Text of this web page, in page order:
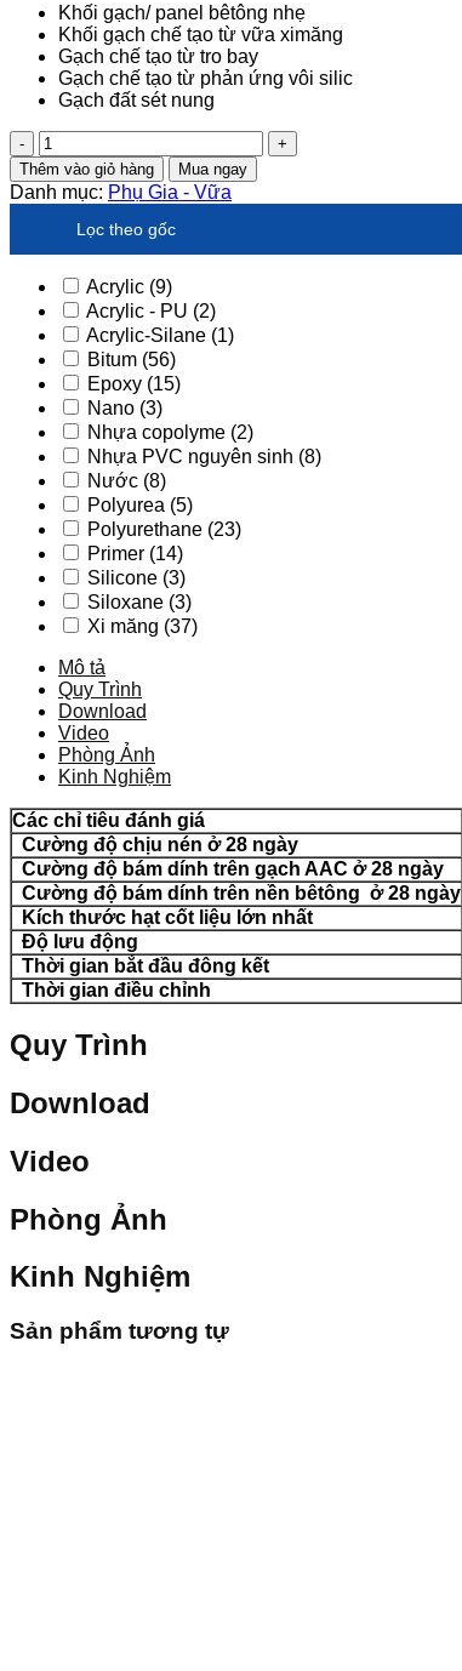
Khối gạch/ panel bêtông nhẹ
Khối gạch chế tạo từ vữa ximăng
Gạch chế tạo từ tro bay
Gạch chế tạo từ phản ứng vôi silic
Gạch đất sét nung
VỮA
XÂY
GẠCH/
PANEL
BÊTÔNG
J
số
lượng
Thêm vào giỏ hàng Mua ngay
Danh mục: Phụ Gia - Vữa
Lọc theo gốc
Acrylic (9)
Acrylic - PU (2)
Acrylic-Silane (1)
Bitum (56)
Epoxy (15)
Nano (3)
Nhựa copolyme (2)
Nhựa PVC nguyên sinh (8)
Nước (8)
Polyurea (5)
Polyurethane (23)
Primer (14)
Silicone (3)
Siloxane (3)
Xi măng (37)
Mô tả
Quy Trình
Download
Video
Phòng Ảnh
Kinh Nghiệm
Các chỉ tiêu đánh giá
Cường độ chịu nén ở 28 ngày
Cường độ bám dính trên gạch AAC ở 28 ngày
Cường độ bám dính trên nền bêtông ở 28 ngày
Kích thước hạt cốt liệu lớn nhất
Độ lưu động
Thời gian bắt đầu đông kết
Thời gian điều chỉnh
Quy Trình
Download
Video
Phòng Ảnh
Kinh Nghiệm
Sản phẩm tương tự